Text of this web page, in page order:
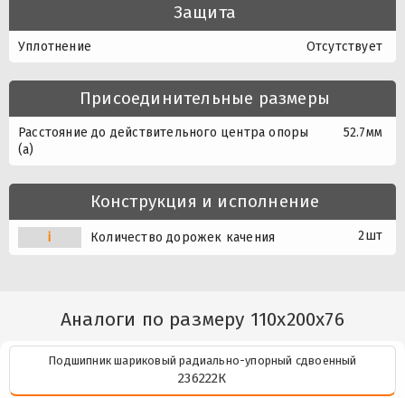
Защита
Уплотнение Отсутствует
Присоединительные размеры
Расстояние до действительного центра опоры
(a)
52.7мм
Конструкция и исполнение
i Количество дорожек качения 2шт
Аналоги по размеру 110x200x76
Подшипник шариковый радиально-упорный сдвоенный
236222К